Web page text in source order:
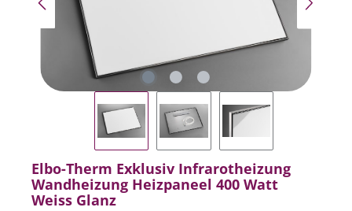
Elbo-Therm Exklusiv Infrarotheizung
Wandheizung Heizpaneel 400 Watt
Weiss Glanz